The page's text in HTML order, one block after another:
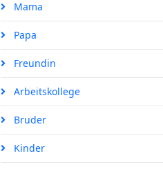
Mama
Papa
Freundin
Arbeitskollege
Bruder
Kinder